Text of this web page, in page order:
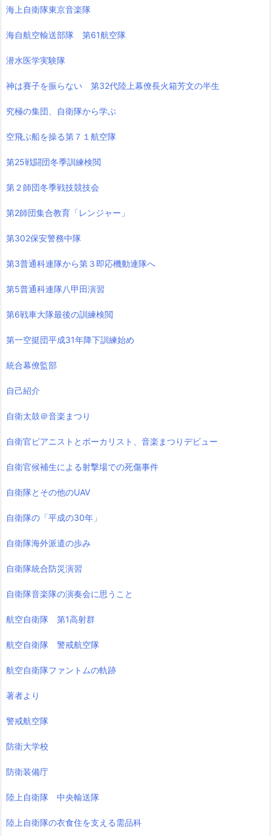
海上自衛隊東京音楽隊
海自航空輸送部隊 第61航空隊
潜水医学実験隊
神は賽子を振らない 第32代陸上幕僚長火箱芳文の半生
究極の集団、自衛隊から学ぶ
空飛ぶ船を操る第７１航空隊
第25戦闘団冬季訓練検閲
第２師団冬季戦技競技会
第2師団集合教育「レンジャー」
第302保安警務中隊
第3普通科連隊から第３即応機動連隊へ
第5普通科連隊八甲田演習
第6戦車大隊最後の訓練検閲
第一空挺団平成31年降下訓練始め
統合幕僚監部
自己紹介
自衛太鼓＠音楽まつり
自衛官ピアニストとボーカリスト、音楽まつりデビュー
自衛官候補生による射撃場での死傷事件
自衛隊とその他のUAV
自衛隊の「平成の30年」
自衛隊海外派遣の歩み
自衛隊統合防災演習
自衛隊音楽隊の演奏会に思うこと
航空自衛隊 第1高射群
航空自衛隊 警戒航空隊
航空自衛隊ファントムの軌跡
著者より
警戒航空隊
防衛大学校
防衛装備庁
陸上自衛隊 中央輸送隊
陸上自衛隊の衣食住を支える需品科